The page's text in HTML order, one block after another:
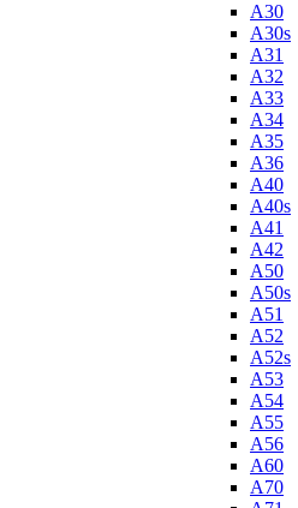
A30
A30s
A31
A32
A33
A34
A35
A36
A40
A40s
A41
A42
A50
A50s
A51
A52
A52s
A53
A54
A55
A56
A60
A70